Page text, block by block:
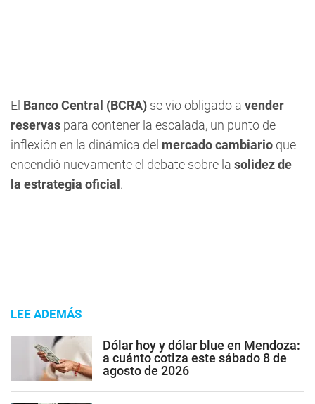
El Banco Central (BCRA) se vio obligado a vender
reservas para contener la escalada, un punto de
inflexión en la dinámica del mercado cambiario que
encendió nuevamente el debate sobre la solidez de
la estrategia oficial .
LEE ADEMÁS
Dólar hoy y dólar blue en Mendoza:
a cuánto cotiza este sábado 8 de
agosto de 2026